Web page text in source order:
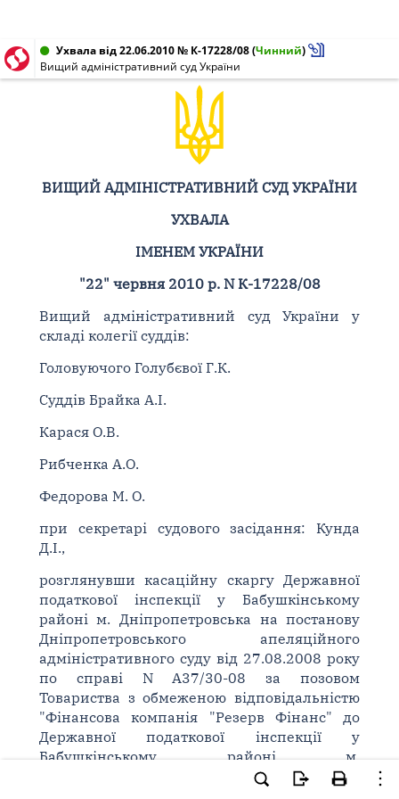
Ухвала від 22.06.2010 № К-17228/08(Чинний)
Вищий адміністративний суд України
ВИЩИЙ АДМІНІСТРАТИВНИЙ СУД УКРАЇНИ
УХВАЛА
ІМЕНЕМ УКРАЇНИ
"22" червня 2010 р. N К-17228/08
Вищий адміністративний суд України у
складі колегії суддів:
Головуючого Голубєвої Г.К.
Суддів Брайка А.І.
Карася О.В.
Рибченка А.О.
Федорова М. О.
при секретарі судового засідання: Кунда
Д.І.,
розглянувши касаційну скаргу Державної
податкової інспекції у Бабушкінському
районі м. Дніпропетровська на постанову
Дніпропетровського апеляційного
адміністративного суду від 27.08.2008 року
по справі N А37/30-08 за позовом
Товариства з обмеженою відповідальністю
"Фінансова компанія "Резерв Фінанс" до
Державної податкової інспекції у
Бабушкінському районі м.
Дніпропетровська про визнання